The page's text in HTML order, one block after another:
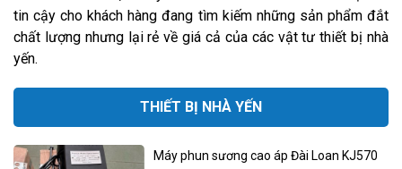
tin cậy cho khách hàng đang tìm kiếm những sản phẩm đắt
chất lượng nhưng lại rẻ về giá cả của các vật tư thiết bị nhà
yến.
THIẾT BỊ NHÀ YẾN
Máy phun sương cao áp Đài Loan KJ570